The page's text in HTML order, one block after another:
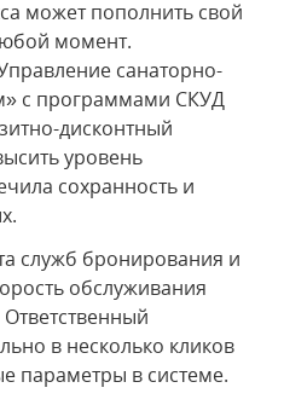
может пополнить свой
момент.
санаторно-
с программами СКУД
дисконтный
уровень
сохранность и
служб бронирования и
обслуживания
в несколько кликов
параметры в системе.